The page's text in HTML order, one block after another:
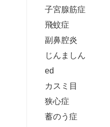
子宮腺筋症
飛蚊症
副鼻腔炎
じんましん
ed
カスミ目
狭心症
蓄のう症